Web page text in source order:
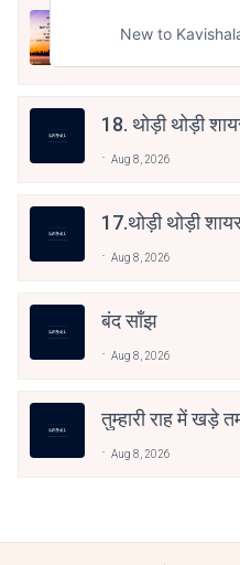
शहर की सड़क
18. थोड़ी थोड़ी
Aug 8, 2026
17.थोड़ी थोड़ी
Aug 8, 2026
बंद साँझ
Aug 8, 2026
तुम्हारी राह में खड़े
Aug 8, 2026
New to